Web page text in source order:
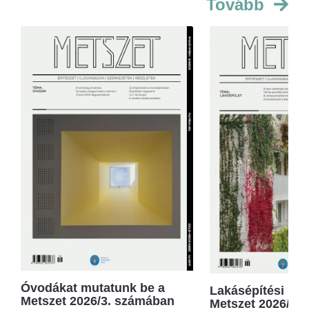
Tovább
Óvodákat mutatunk be a
Metszet 2026/3. számában
Lakásépítési
Metszet 2026/2.